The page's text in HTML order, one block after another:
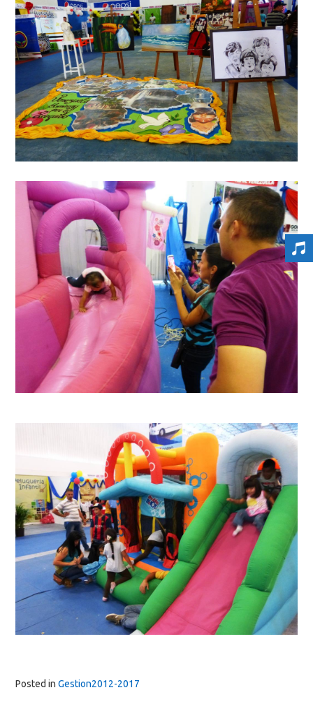
Posted in Gestion2012-2017